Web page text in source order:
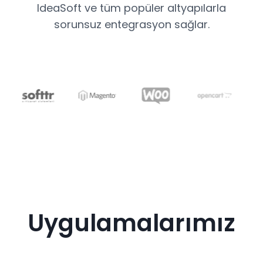
IdeaSoft ve tüm popüler altyapılarla
sorunsuz entegrasyon sağlar.
Uygulamalarımız